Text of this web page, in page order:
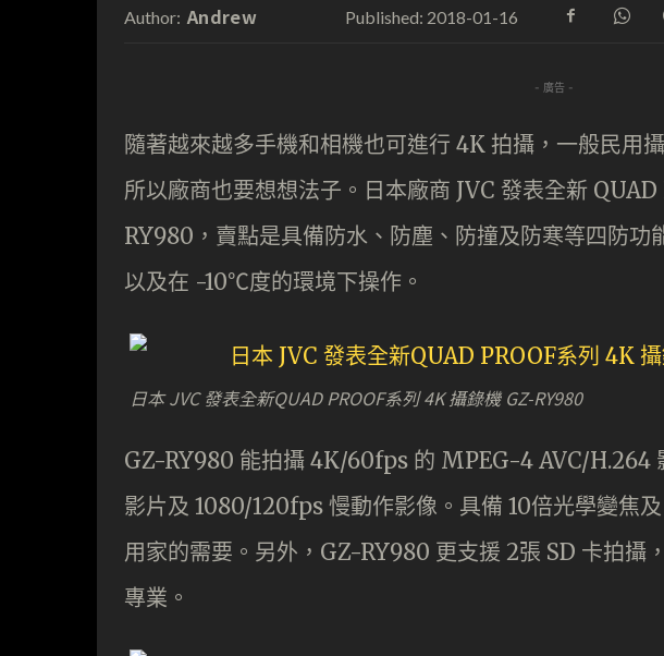
Author: Andrew Published: 2018-01-16
- 廣告 -
隨著越來越多手機和相機也可進行 4K 拍攝，一般民用
所以廠商也要想想法子。日本廠商 JVC 發表全新
RY980，賣點是具備防水、防塵、防撞及防寒等四防功
以及在 -10℃度的環境下操作。
日本 JVC 發表全新QUAD PROOF系列 4K 攝錄機 GZ-RY980
GZ-RY980 能拍攝 4K/60fps 的 MPEG-4 AVC/H.264
影片及 1080/120fps 慢動作影像。具備 10倍光學變焦
用家的需要。另外，GZ-RY980 更支援 2張 SD 卡拍攝
專業。